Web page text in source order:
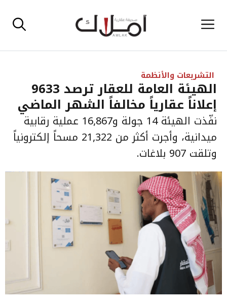
إلى القائمة
التشريعات والأنظمة
الهيئة العامة للعقار ترصد 9633
إعلاناً عقارياً مخالفاً الشهر الماضي
نفّذت الهيئة 14 جولة و16,867 عملية رقابية
ميدانية، وأجرت أكثر من 21,322 مسحاً إلكترونياً
وتلقت 907 بلاغات.